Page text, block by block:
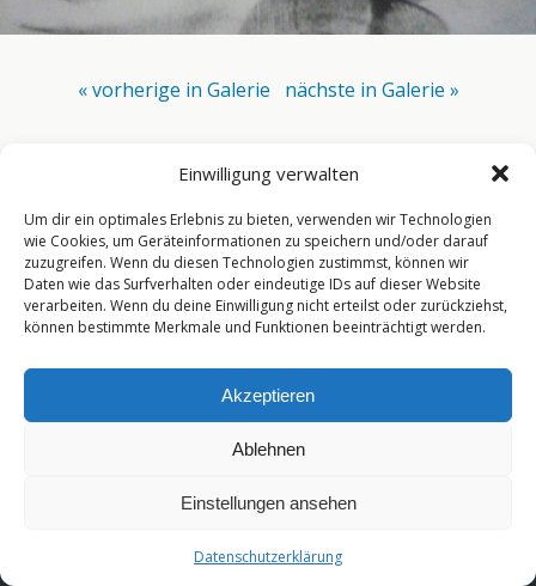
Einwilligung verwalten
Um dir ein optimales Erlebnis zu bieten, verwenden wir Technologien
wie Cookies, um Geräteinformationen zu speichern und/oder darauf
zuzugreifen. Wenn du diesen Technologien zustimmst, können wir
Daten wie das Surfverhalten oder eindeutige IDs auf dieser Website
verarbeiten. Wenn du deine Einwilligung nicht erteilst oder zurückziehst,
können bestimmte Merkmale und Funktionen beeinträchtigt werden.
Akzeptieren
Ablehnen
Einstellungen ansehen
Datenschutzerklärung
« vorherige in Galerie nächste in Galerie »
Zum Seitenanfang
Mobil Desktop
[year]